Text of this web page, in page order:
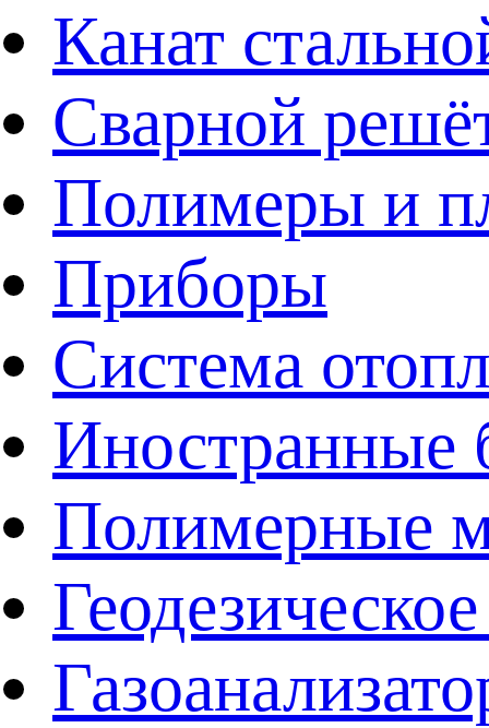
Канат
Сварной
Полимеры и
Приборы
Система
Иностранные
Полимерные